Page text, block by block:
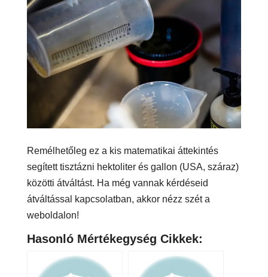
Remélhetőleg ez a kis matematikai áttekintés
segített tisztázni hektoliter és gallon (USA, száraz)
közötti átváltást. Ha még vannak kérdéseid
átváltással kapcsolatban, akkor nézz szét a
weboldalon!
Hasonló Mértékegység Cikkek: